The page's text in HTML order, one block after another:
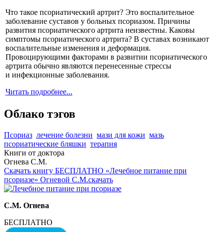
Что такое псориатический артрит? Это воспалительное
заболевание суставов у больных псориазом. Причины
развития псориатического артрита неизвестны. Каковы
симптомы псориатического артрита? В суставах возникают
воспалительные изменения и деформация.
Провоцирующими факторами в развитии псориатического
артрита обычно являются перенесенные стрессы
и инфекционные заболевания.
Читать подробнее...
Облако тэгов
Псориаз лечение болезни мази для кожи мазь
псориатические бляшки терапия
Книги от доктора
Огнева С.М.
Скачать книгу БЕСПЛАТНО «Лечебное питание при
псориазе» Огневой С.М.скачать
С.М. Огнева
БЕСПЛАТНО